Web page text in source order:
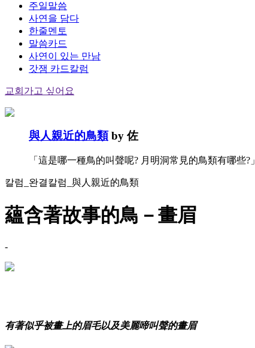
주일말씀
사연을 담다
한줄멘토
말씀카드
사연이 있는 만남
갓잼 카드칼럼
교회가고 싶어요
與人親近的鳥類 by 佐
「這是哪一種鳥的叫聲呢? 月明洞常見的鳥類有哪些
칼럼_완결칼럼_與人親近的鳥類
蘊含著故事的鳥－畫眉
-
有著似乎被畫上的眉毛以及美麗啼叫聲的畫眉